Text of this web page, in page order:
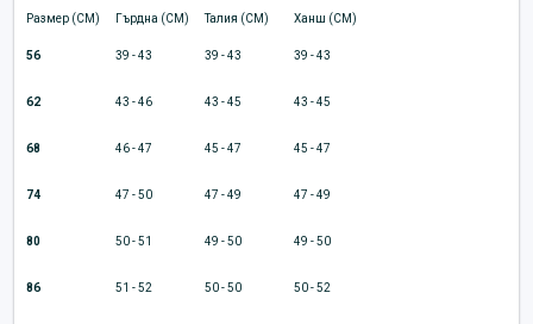
Размер (CM) Гърдна (CM) Талия (CM) Ханш (CM)
56 39 - 43 39 - 43 39 - 43
62 43 - 46 43 - 45 43 - 45
68 46 - 47 45 - 47 45 - 47
74 47 - 50 47 - 49 47 - 49
80 50 - 51 49 - 50 49 - 50
86 51 - 52 50 - 50 50 - 52